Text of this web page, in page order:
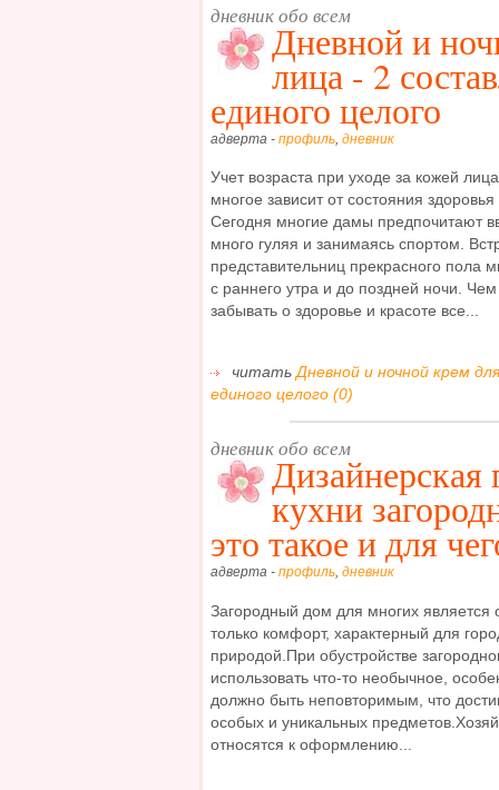
дневник обо всем
Дневной и
лица - 2
единого целого
адверта - профиль, дневник
Учет возраста при уходе за кожей
многое зависит от состояния
Сегодня многие дамы предпочитают
много гуляя и занимаясь спортом.
представительниц прекрасного пола
с раннего утра и до поздней ночи.
забывать о здоровье и красоте все...
читать Дневной и ночной крем
единого целого (0)
дневник обо всем
Дизайнерская
кухни
это такое и для
адверта - профиль, дневник
Загородный дом для многих
только комфорт, характерный для
природой.При обустройстве
использовать что-то необычное,
должно быть неповторимым, что
особых и уникальных
относятся к оформлению...